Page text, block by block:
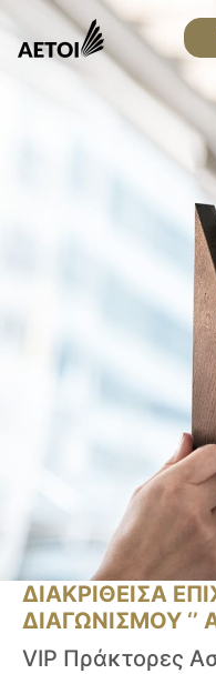
ΔΙΑΚΡΙΘΕΙΣΑ
ΔΙΑΓΩΝΙΣΜΟΥ ‘’
VIP Πράκτορες